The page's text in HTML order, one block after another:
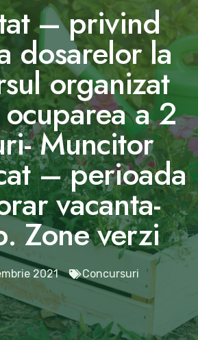
– privind
dosarelor la
organizat
a 2
Muncitor
– perioada
vacanta-
Zone verzi
2021 Concursuri